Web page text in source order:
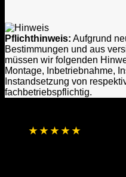
Pflichthinweis: Aufgrund
Bestimmungen und aus
müssen wir folgenden
Montage, Inbetriebnahme,
Instandsetzung von
fachbetriebspflichtig.
★★★★★